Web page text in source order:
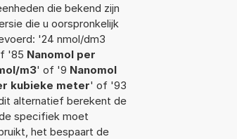
die bekend zijn
die u oorspronkelijk
'24 nmol/dm3
'85 Nanomol per
m3' of '9 Nanomol
kubieke meter' of '93
alternatief berekent de
specifiek moet
het bespaart de